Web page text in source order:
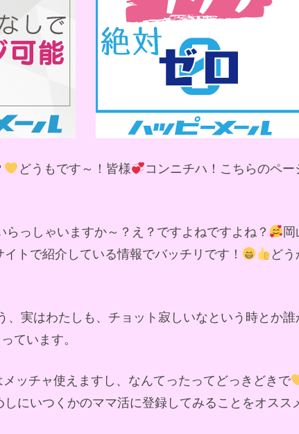
どうもです～！皆様
コンニチハ！こちらのペ
っしゃいますか～？え？ですよねですよね？
岡
トで紹介している情報でバッチリです！ ど
、実はわたしも、チョット寂しいなという時とか
ています。
ッチャ使えますし、なんてったってどっきどきで
にいつくかのママ活に登録してみることをオスス